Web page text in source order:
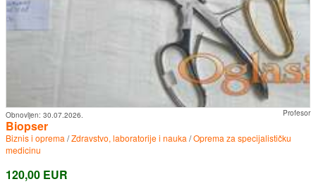
Profesor
Obnovljen: 30.07.2026.
Biopser
Biznis i oprema /Zdravstvo, laboratorije i nauka /Oprema za specijalističku
medicinu
120,00 EUR